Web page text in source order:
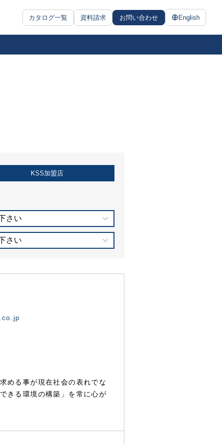
カタログ一覧 資料請求 お問い合わせ English
KSS加盟店
さい
さい
める事が現在社会の表れでな
きる環境の構築」を常に心が